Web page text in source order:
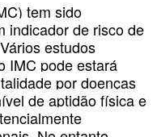
tem sido
indicador de risco de
estudos
IMC pode estará
por doenças
de aptidão física e